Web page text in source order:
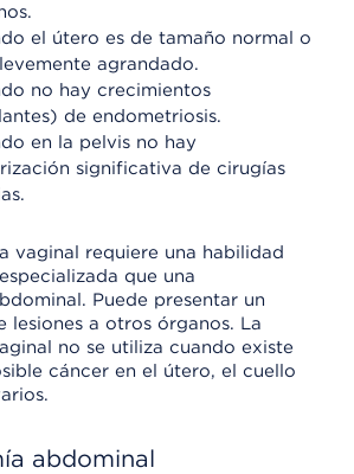
el útero es de tamaño normal o
agrandado.
no hay crecimientos
de endometriosis.
en la pelvis no hay
significativa de cirugías
vaginal requiere una habilidad
que una
Puede presentar un
lesiones a otros órganos. La
no se utiliza cuando existe
cáncer en el útero, el cuello
abdominal